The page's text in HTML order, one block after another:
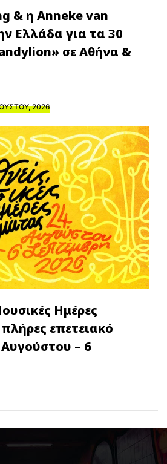
& η Anneke van
Ελλάδα για τα 30
σε Αθήνα &
2026
Ημέρες
επετειακό
– 6